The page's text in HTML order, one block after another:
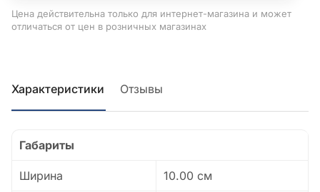
Цена действительна только для интернет-магазина и может
отличаться от цен в розничных магазинах
Характеристики Отзывы
Габариты
Ширина 10.00 см